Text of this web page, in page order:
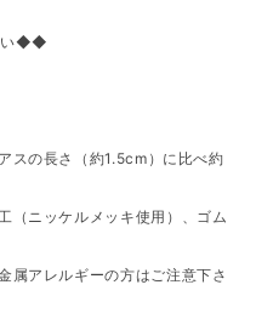
い◆◆
スの長さ（約1.5cm）に比べ約
（ニッケルメッキ使用）、ゴム
方はご注意下さ